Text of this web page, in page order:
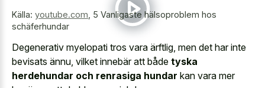
Källa: youtube.com, 5 Vanligaste hälsoproblem hos
schäferhundar
Degenerativ myelopati tros vara ärftlig, men det har inte
bevisats ännu, vilket innebär att både tyska
herdehundar och renrasiga hundar kan vara mer